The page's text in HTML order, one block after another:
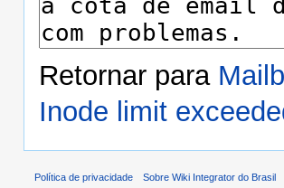
Retornar para
Inode limit
Política de privacidade Sobre Wiki Integrator do Brasil